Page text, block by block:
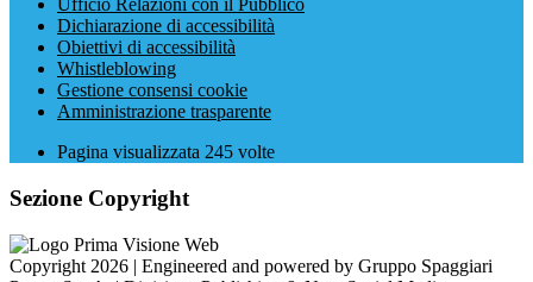
Ufficio Relazioni con il Pubblico
Dichiarazione di accessibilità
Obiettivi di accessibilità
Whistleblowing
Gestione consensi cookie
Amministrazione trasparente
Pagina visualizzata 245 volte
Sezione Copyright
Copyright 2026 | Engineered and powered by Gruppo Spaggiari